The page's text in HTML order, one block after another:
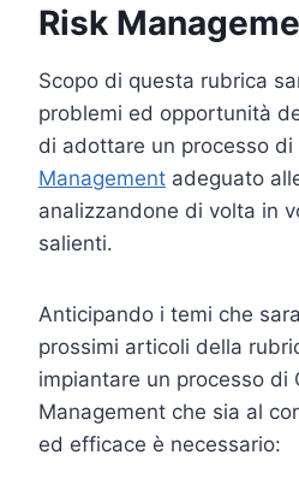
Risk
Scopo di questa rubrica
problemi ed opportunità
di adottare un processo di
Management adeguato
analizzandone di volta in
salienti.
Anticipando i temi che
prossimi articoli della
impiantare un processo di
Management che sia al
ed efficace è necessario: